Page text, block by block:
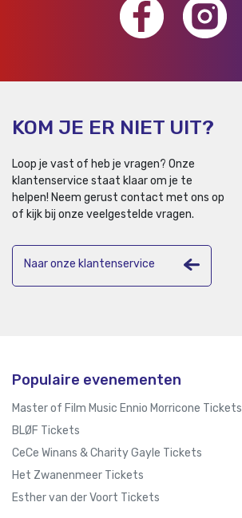
KOM JE ER NIET UIT?
Loop je vast of heb je vragen? Onze
klantenservice staat klaar om je te
helpen! Neem gerust contact met ons op
of kijk bij onze veelgestelde vragen.
Naar onze klantenservice
Populaire evenementen
Master of Film Music Ennio Morricone Tickets
BLØF Tickets
CeCe Winans & Charity Gayle Tickets
Het Zwanenmeer Tickets
Esther van der Voort Tickets